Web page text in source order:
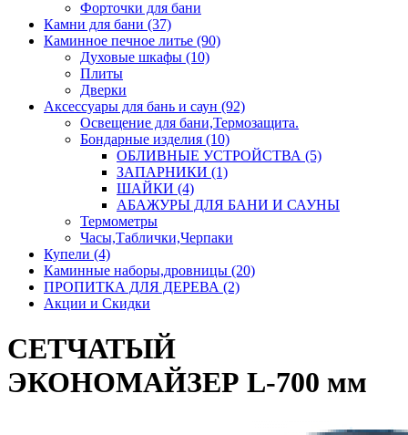
Форточки для бани
Камни для бани (37)
Каминное печное литье (90)
Духовые шкафы (10)
Плиты
Дверки
Аксессуары для бань и саун (92)
Освещение для бани,Термозащита.
Бондарные изделия (10)
ОБЛИВНЫЕ УСТРОЙСТВА (5)
ЗАПАРНИКИ (1)
ШАЙКИ (4)
АБАЖУРЫ ДЛЯ БАНИ И САУНЫ
Термометры
Часы,Таблички,Черпаки
Купели (4)
Каминные наборы,дровницы (20)
ПРОПИТКА ДЛЯ ДЕРЕВА (2)
Акции и Скидки
СЕТЧАТЫЙ
ЭКОНОМАЙЗЕР L-700 мм